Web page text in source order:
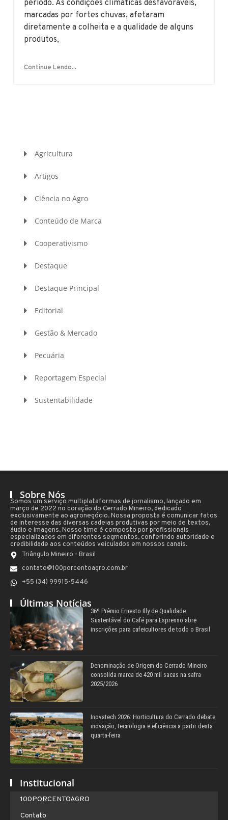
período. As condições climáticas desfavoráveis,
marcadas por fortes chuvas, afetaram
diretamente a colheita e a qualidade de alguns
produtos,
Continue Lendo...
Agricultura
Artigos
Ciência no Agro
Conteúdo de Marca
Cooperativismo
Destaque
Destaque Principal
Editorial
Gestão & Mercado
Pecuária
Reportagem Especial
Sustentabilidade
Sobre Nós
Somos um serviço multiplataformas de jornalismo, lançado em
março de 2022 no coração do Cerrado Mineiro, dedicado
exclusivamente ao agronegócio. Nossa proposta é comunicar fatos
de interesse das diversas cadeias produtivas por meio de textos,
áudio e imagens. Nosso time é composto por profissionais
especializados em diferentes segmentos, conferindo autoridade e
credibilidade aos conteúdos veiculados em nossos canais.
Triângulo Mineiro - Brasil
contato@100porcentoagro.com.br
+55 (34) 99915-5446
Últimas Notícias
36º Prêmio Ernesto Illy de Qualidade
Sustentável do Café para Espresso abre
inscrições para cafeicultores de todo o Brasil
Denominação de Origem do Cerrado Mineiro
consolida marca de 420 mil sacas na safra
2025/2026
Inovatech 2026: Horticultura do Cerrado debate
inovação, tecnologia e eficiência a partir desta
quarta-feira
Institucional
100PORCENTOAGRO
Contato